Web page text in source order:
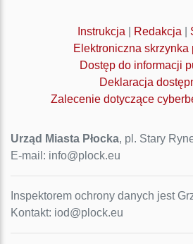
Instrukcja Redakcja
Elektroniczna skrzynka
Dostęp do informacji
Deklaracja
Zalecenie dotyczące
Urząd Miasta Płocka, pl. Stary
E-mail: info@plock.eu
Inspektorem ochrony danych jest
Kontakt: iod@plock.eu